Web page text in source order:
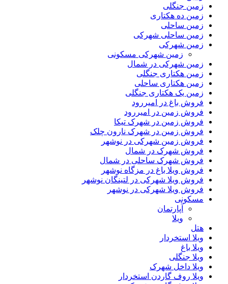
زمین جنگلی
زمین ده هکتاری
زمین ساحلی
زمین ساحلی شهرکی
زمین شهرکی
زمین شهرکی مسکونی
زمین شهرکی در شمال
زمین هکتاری جنگلی
زمین هکتاری ساحلی
زمین یک هکتاری جنگلی
فروش باغ در امیررود
فروش زمین در امیررود
فروش زمین در شهرک تیکا
فروش زمین در شهرک نارون چلک
فروش زمین شهرکی در نوشهر
فروش شهرک در شمال
فروش شهرک ساحلی در شمال
فروش ویلا باغ در مزگاه نوشهر
فروش ویلا شهرکی در لتینگان نوشهر
فروش ویلا شهرکی در نوشهر
مسکونی
آپارتمان
ویلا
هتل
ویلا استخردار
ویلا باغ
ویلا جنگلی
ویلا داخل شهرک
ویلا روف گاردن استخردار